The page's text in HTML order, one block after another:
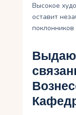
Высокое
оставит
поклонников